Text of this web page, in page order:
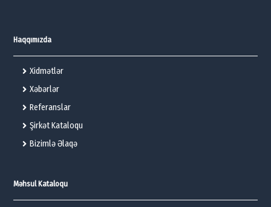
Haqqımızda
Xidmətlər
Xəbərlər
Referanslar
Şirkət Kataloqu
Bizimlə Əlaqə
Məhsul Kataloqu